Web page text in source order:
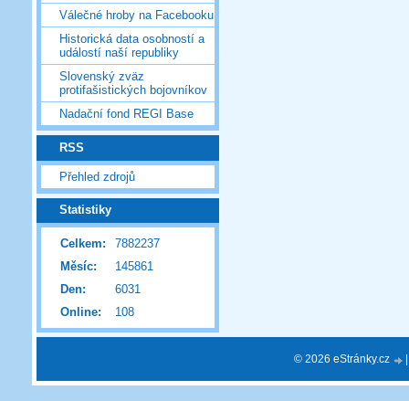
Válečné hroby na Facebooku
Historická data osobností a
událostí naší republiky
Slovenský zväz
protifašistických bojovníkov
Nadační fond REGI Base
RSS
Přehled zdrojů
Statistiky
Online: 108
Celkem:
7882237
Měsíc:
145861
Den:
6031
© 2026 eStránky.cz